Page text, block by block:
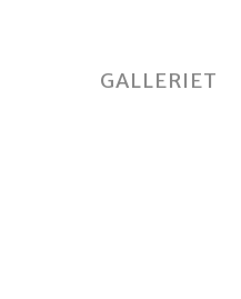
GALLERIET